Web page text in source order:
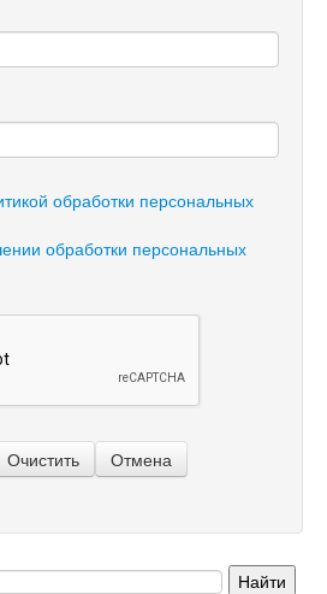
обработки персональных
обработки персональных
Очистить Отмена